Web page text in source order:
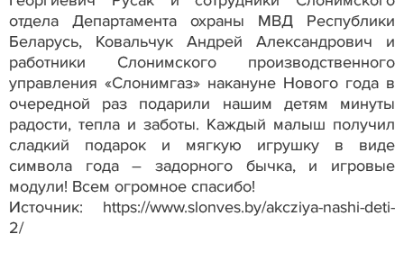
отдела Департамента охраны МВД Республики
Беларусь, Ковальчук Андрей Александрович и
работники Слонимского производственного
управления «Слонимгаз» накануне Нового года в
очередной раз подарили нашим детям минуты
радости, тепла и заботы. Каждый малыш получил
сладкий подарок и мягкую игрушку в виде
символа года – задорного бычка, и игровые
модули! Всем огромное спасибо!
Источник: https://www.slonves.by/akcziya-nashi-deti-
2/